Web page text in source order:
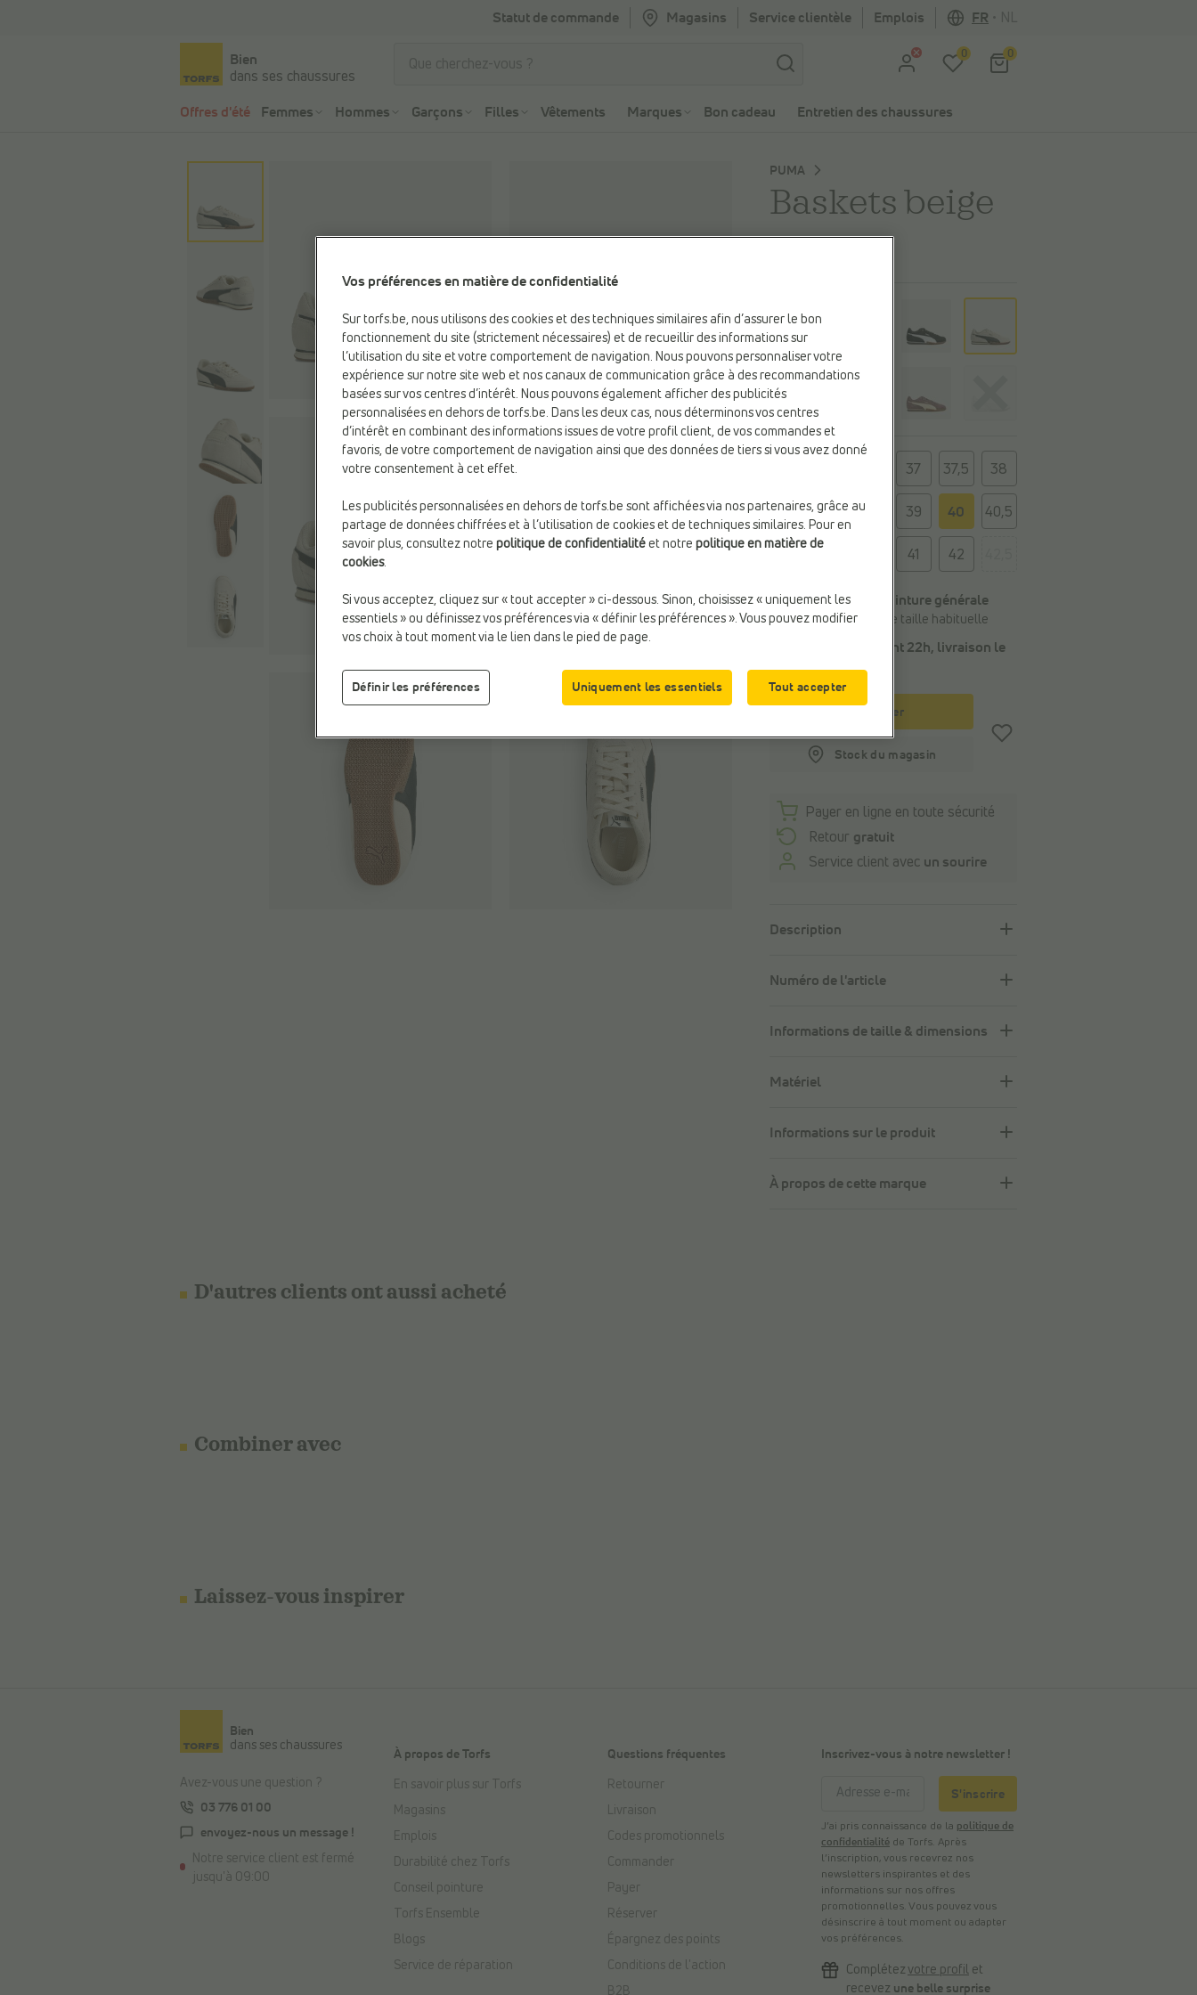
Statut de commande Magasins Service clientèle Emplois FR
Bien
dans ses chaussures
0 0
Offres d'été Femmes Hommes Garçons Filles Vêtements Marques Bon cadeau Entretien des chaussures
PUMA
Baskets beige
37 37,5 38
38,5 39 40 40,5
41 42
Conseil de la pointure générale
Commandez votre taille habituelle
Commandé avant 22h, livraison le
demain
Panier
Stock du magasin
Payer en ligne en toute sécurité
Retour gratuit
Service client avec un sourire
Description
Numéro de l'article
Informations de taille & dimensions
Matériel
Informations sur le produit
À propos de cette marque
D'autres clients ont aussi acheté
Combiner avec
Laissez-vous inspirer
Bien
dans ses chaussures
Avez-vous une question ?
03 776 01 00
envoyez-nous un message !
Notre service client est fermé
jusqu'à 09:00
À propos de Torfs
En savoir plus sur Torfs
Magasins
Emplois
Durabilité chez Torfs
Conseil pointure
Torfs Ensemble
Blogs
Service de réparation
Questions fréquentes
Retourner
Livraison
Codes promotionnels
Commander
Payer
Réserver
Épargnez des points
Conditions de l'action
B2B
Inscrivez-vous à notre newsletter !
S'inscrire
J’ai pris connaissance de la politique de
confidentialité de Torfs. Après
l’inscription, vous recevrez nos
newsletters inspirantes et des
informations sur nos offres
promotionnelles. Vous pouvez vous
désinscrire à tout moment ou adapter
vos préférences.
Complétez votre profil
et
recevez une belle surprise
Vos préférences en matière de confidentialité
Sur torfs.be, nous utilisons des cookies et des techniques similaires afin d’assurer le bon
fonctionnement du site (strictement nécessaires) et de recueillir des informations sur
l’utilisation du site et votre comportement de navigation. Nous pouvons personnaliser votre
expérience sur notre site web et nos canaux de communication grâce à des recommandations
basées sur vos centres d’intérêt. Nous pouvons également afficher des publicités
personnalisées en dehors de torfs.be. Dans les deux cas, nous déterminons vos centres
d’intérêt en combinant des informations issues de votre profil client, de vos commandes et
favoris, de votre comportement de navigation ainsi que des données de tiers si vous avez donné
votre consentement à cet effet.
Les publicités personnalisées en dehors de torfs.be sont affichées via nos partenaires, grâce au
partage de données chiffrées et à l’utilisation de cookies et de techniques similaires. Pour en
savoir plus, consultez notre politique de confidentialité et notre politique en matière de
cookies.
Si vous acceptez, cliquez sur « tout accepter » ci-dessous. Sinon, choisissez « uniquement les
essentiels » ou définissez vos préférences via « définir les préférences ». Vous pouvez modifier
vos choix à tout moment via le lien dans le pied de page.
Définir les préférences Uniquement les essentiels Tout accepter